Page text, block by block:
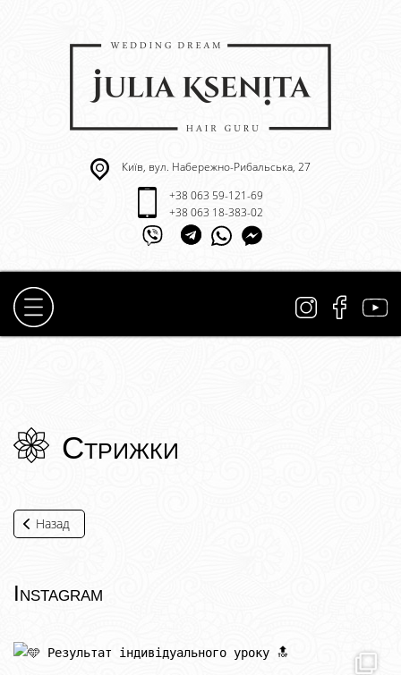
Київ, вул. Набережно-Рибальська, 27
+38 063 59-121-69
+38 063 18-383-02
Стрижки
Назад
Instagram